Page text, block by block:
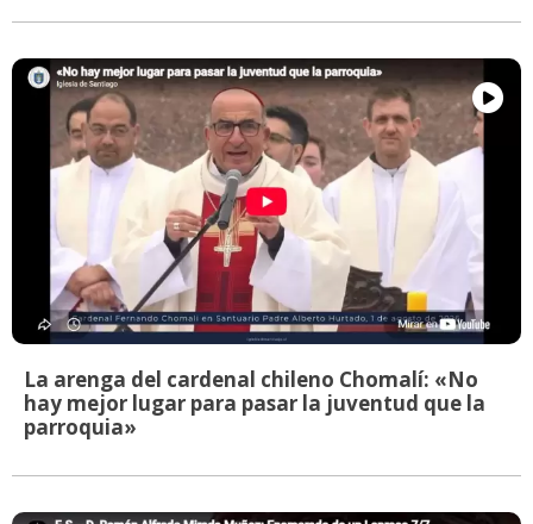
La arenga del cardenal chileno Chomalí: «No
hay mejor lugar para pasar la juventud que la
parroquia»